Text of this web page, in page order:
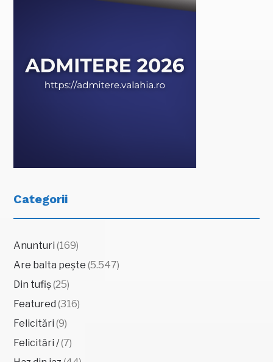
Categorii
Anunturi (169)
Are balta pește (5.547)
Din tufiș(25)
Featured (316)
Felicitări (9)
Felicitări /(7)